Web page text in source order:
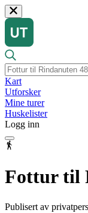
Kart
Utforsker
Mine turer
Huskelister
Logg inn
Fottur til
Publisert av